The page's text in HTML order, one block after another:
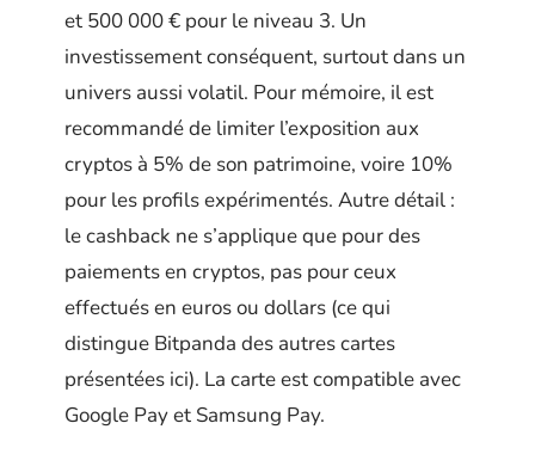
et 500 000 € pour le niveau 3. Un
investissement conséquent, surtout dans un
univers aussi volatil. Pour mémoire, il est
recommandé de limiter l’exposition aux
cryptos à 5% de son patrimoine, voire 10%
pour les profils expérimentés. Autre détail :
le cashback ne s’applique que pour des
paiements en cryptos, pas pour ceux
effectués en euros ou dollars (ce qui
distingue Bitpanda des autres cartes
présentées ici). La carte est compatible avec
Google Pay et Samsung Pay.